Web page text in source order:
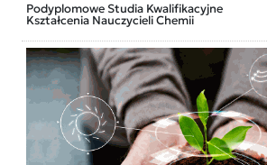
Podyplomowe Studia Kwalifikacyjne
Kształcenia Nauczycieli Chemii